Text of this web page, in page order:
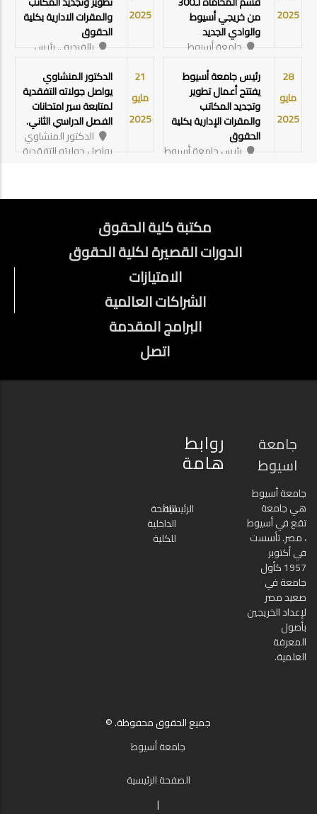
المتقدمة لأعضاء النيابة
الإدارية بمحافظة أسيوط
تحت عنوان "آليات
View details
2025
من خريجي أسيوط
والوادي الجديد
جامعة أسيوط
التذكارية لأداء قسم
المحاماة لـ300 من
خريجي أسيوط والوادي
الجديد
View details
2025
والمقرات الادارية بكلية
الحقوق
بالفيديو .. رئيس
أعمال تطوير وتجديد
المكاتب والمقرات
الادارية بكلية الحقوق
View details
28
مايو
2025
رئيس جامعة أسيوط
يفتتح أعمال تطوير
وتجديد المكاتب
والمقرات الإدارية بكلية
الحقوق
رئيس جامعة أسيوط
والمقرات الإدارية بكلية
View details
21
مايو
2025
الدكتور المنشاوي
يواصل جولاته التفقدية
لمتابعة سير امتحانات
الفصل الدراسي الثاني.
الدكتور المنشاوي
يواصل جولاته التفقدية
View details
FOOTER
مكتبة كلية الحقوق
الدورات القصيرة لكلية الحقوق
الامتيازات
الشراكات العالمية
البرامج المقدمة
اتصل
جامعة
اسيوط
جامعة أسيوط
هي جامعة
تقع في أسيوط
، مصر. تأسست
في أكتوبر
1957 كأول
جامعة في
صعيد مصر
لإعداد الخريجين
بأصول
المعرفة
العلمية.
روابط
هامة
الرئيسيةاللائحة
الداخلية
للكلية
جميع الحقوق محفوظة. ©
جامعة أسيوط
الصفحة الرئيسية
|